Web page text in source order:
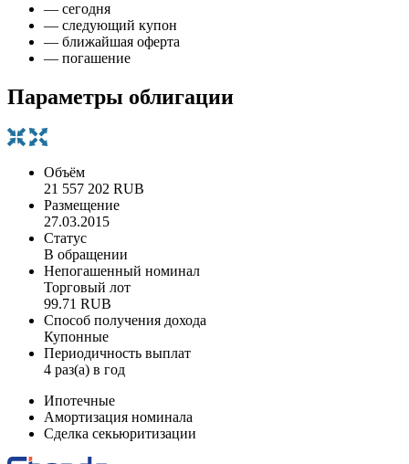
— сегодня
— следующий купон
— ближайшая оферта
— погашение
Параметры облигации
Объём
21 557 202 RUB
Размещение
27.03.2015
Статус
В обращении
Непогашенный номинал
Торговый лот
99.71 RUB
Способ получения дохода
Купонные
Периодичность выплат
4 раз(а) в год
Ипотечные
Амортизация номинала
Сделка секьюритизации